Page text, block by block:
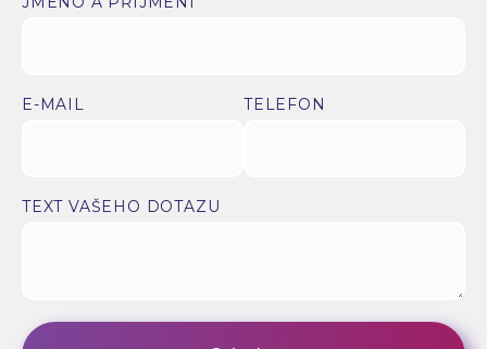
E-MAIL TELEFON
TEXT VAŠEHO DOTAZU